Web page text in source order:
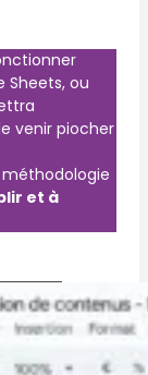
Sheets, ou
venir piocher
et à